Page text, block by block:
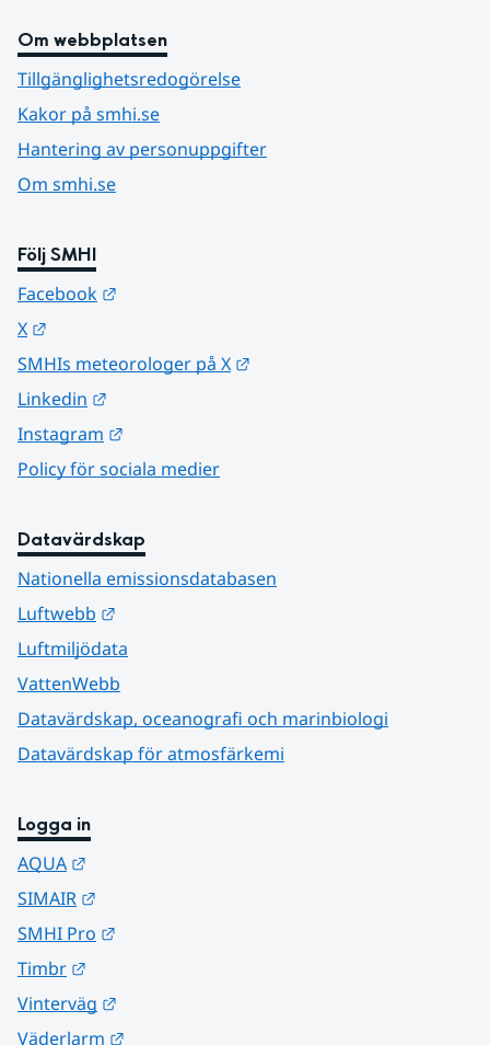
Om webbplatsen
Tillgänglighetsredogörelse
Kakor på smhi.se
Hantering av personuppgifter
Om smhi.se
Följ SMHI
Facebook
X
SMHIs meteorologer på X
Linkedin
Instagram
Policy för sociala medier
Datavärdskap
Nationella emissionsdatabasen
Luftwebb
Luftmiljödata
VattenWebb
Datavärdskap, oceanografi och marinbiologi
Datavärdskap för atmosfärkemi
Logga in
AQUA
SIMAIR
SMHI Pro
Timbr
Vinterväg
Väderlarm